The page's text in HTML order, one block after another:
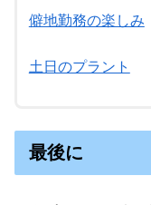
僻地勤務の楽しみ
土日のプラント
最後に